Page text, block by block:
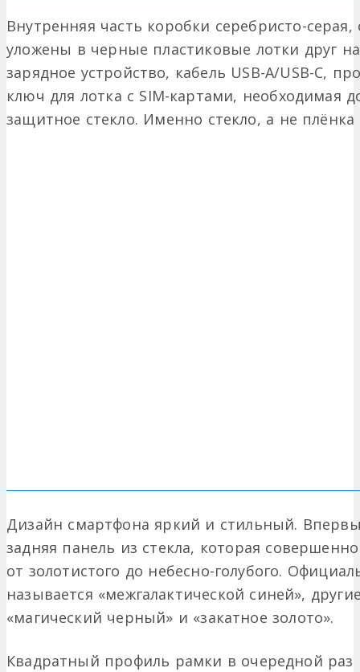
Внутренняя часть коробки серебристо-
уложены в черные пластиковые лотки друг
зарядное устройство, кабель USB-A/USB-C,
ключ для лотка с SIM-картами, необходимая
защитное стекло. Именно стекло, а не плёнка
Дизайн смартфона яркий и стильный.
задняя панель из стекла, которая
от золотистого до небесно-голубого.
называется «межгалактической синей»,
«магический черный» и «закатное золото».
Квадратный профиль рамки в очередной раз